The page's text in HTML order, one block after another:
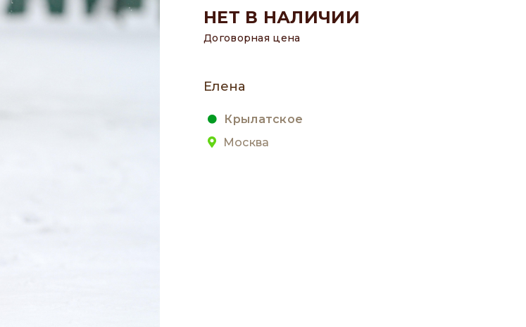
НЕТ В НАЛИЧИИ
Договорная цена
Елена
Крылатское
Москва